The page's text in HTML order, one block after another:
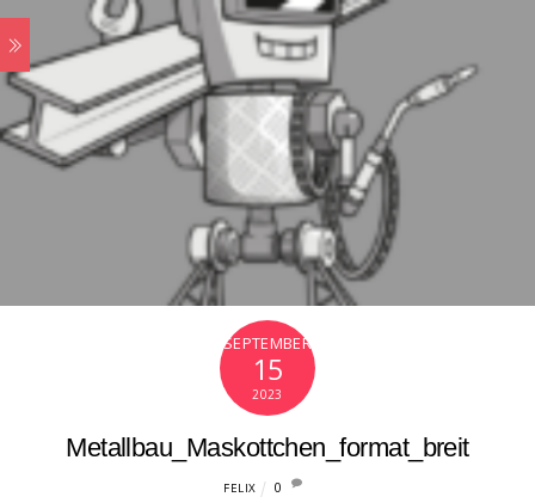
SEPTEMBER
15
2023
Metallbau_Maskottchen_format_breit
FELIX 0